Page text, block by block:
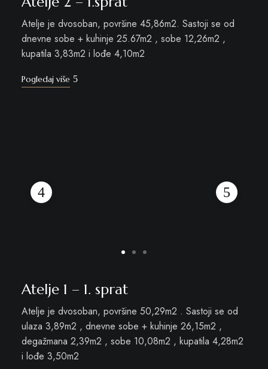
Atelje je dvosoban, površine 45,86m2. Sastoji se od
dnevne sobe + kuhinje 25.67m2 , sobe 12,26m2 ,
kupatila 3,83m2 i lođe 4,10m2
Pogledaj više
Atelje 1 – 1. sprat
Atelje je dvosoban, površine 50,29m2 . Sastoji se od
ulaza 3,89m2 , dnevne sobe + kuhinje 26,15m2 ,
degažmana 2,39m2 , sobe 10,08m2 , kupatila 4,28m2
i lođe 3,50m2